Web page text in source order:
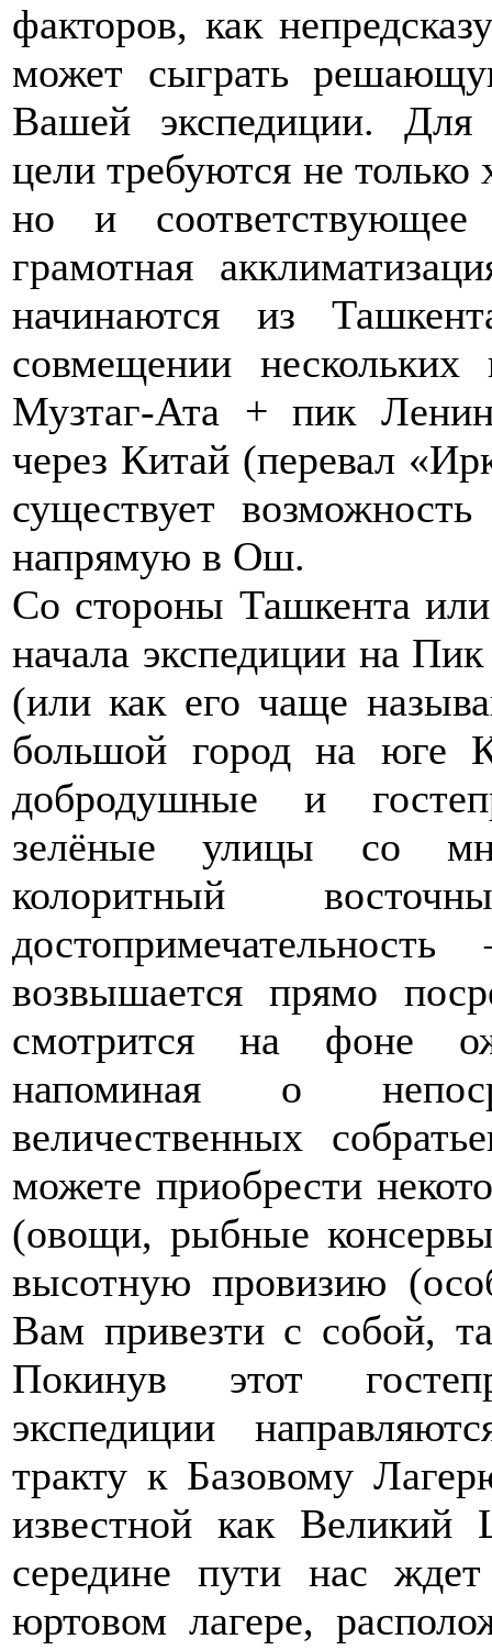
факторов, как
может сыграть
Вашей экспедиции. Для
цели требуются не только
но и
грамотная
начинаются из
совмещении
Музтаг-Ата + пик
через Китай (перевал
существует возможность
напрямую в Ош.
Со стороны Ташкента
начала экспедиции на
(или как его чаще
большой город на юге
добродушные и
зелёные улицы со
колоритный
возвышается прямо
смотрится на фоне
напоминая о
величественных
можете приобрести
(овощи, рыбные
высотную провизию
Вам привезти с собой,
Покинув этот
экспедиции
тракту к Базовому
известной как
середине пути нас
юртовом лагере,